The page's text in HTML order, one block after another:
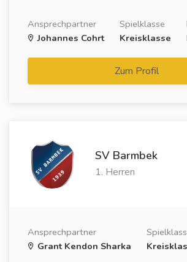
Ansprechpartner
Johannes Cohrt
Spielklasse
Kreisklasse
Zum Profil
SV Barmbek
1. Herren
Ansprechpartner
Grant Kendon Sharka